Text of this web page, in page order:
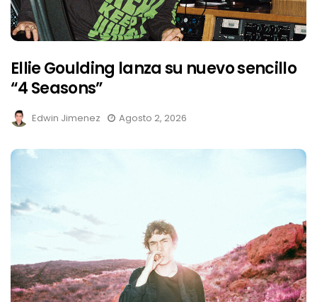
Ellie Goulding lanza su nuevo sencillo
“4 Seasons”
Edwin Jimenez Agosto 2, 2026